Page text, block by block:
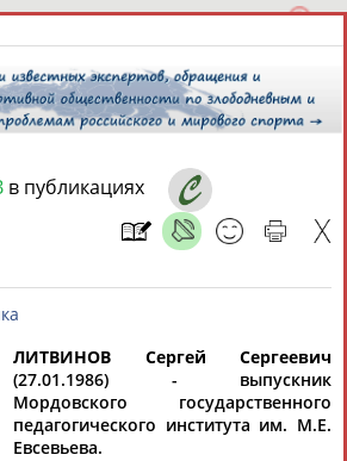
августа 2026 года,
И СПЕЦИАЛИСТЫ
Расширенный поиск
в публикациях
ЛИТВИНОВ Сергей Сергеевич
(27.01.1986) - выпускник
Мордовского государственного
педагогического института им. М.Е.
Евсевьева.